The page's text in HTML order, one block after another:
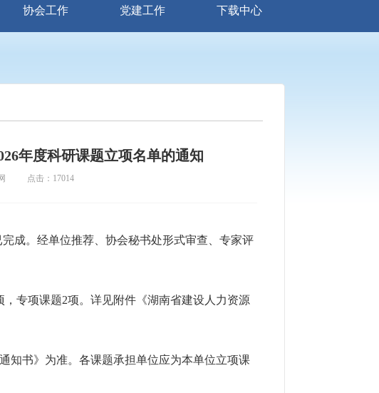
协会工作 党建工作 下载中心
年度科研课题立项名单的通知
点击：17014
成。经单位推荐、协会秘书处形式审查、专家评
专项课题2项。详见附件《湖南省建设人力资源
知书》为准。各课题承担单位应为本单位立项课